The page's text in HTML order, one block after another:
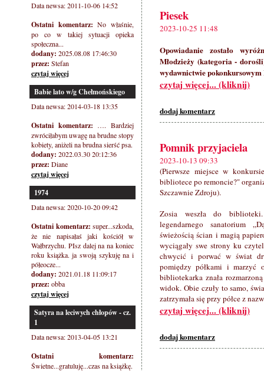
Data newsa: 2011-10-06 14:52
Ostatni komentarz: No właśnie,
po co w takiej sytuacji opieka
społeczna...
dodany: 2025.08.08 17:46:30
przez: Stefan
czytaj więcej
Babie lato w/g Chełmońskiego
Data newsa: 2014-03-18 13:35
Ostatni komentarz: …. Bardziej
zwróciłabym uwagę na brudne stopy
kobiety, aniżeli na brudna sierść psa.
dodany: 2022.03.30 20:12:36
przez: Diane
czytaj więcej
1974
Data newsa: 2020-10-20 09:42
Ostatni komentarz: super...szkoda,
że nie napisałaś jaki kościół w
Wałbrzychu. PIsz dalej na na koniec
roku książka. ja swoją szykuję na i
półeocze...
dodany: 2021.01.18 11:09:17
przez: obba
czytaj więcej
Satyra na leciwych chłopów - cz.
1
Data newsa: 2013-04-05 13:21
Ostatni komentarz:
Świetne...gratuluję...czas na książkę.
Piesek
2023-10-25 11:48
Opowiadanie zostało
Młodzieży (kategoria -
wydawnictwie
czytaj więcej... (kliknij)
dodaj komentarz
Pomnik przyjaciela
2023-10-13 09:33
(Pierwsze miejsce w
bibliotece po remoncie?"
Szczawnie Zdroju).
Zosia weszła do
legendarnego sanatorium
świeżością ścian i magią
wyciągały swe strony ku
chwycić i porwać w świat
pomiędzy półkami i marzyć
bibliotekarka znała
widok. Obie czuły to samo,
zatrzymała się przy półce z
czytaj więcej... (kliknij)
dodaj komentarz